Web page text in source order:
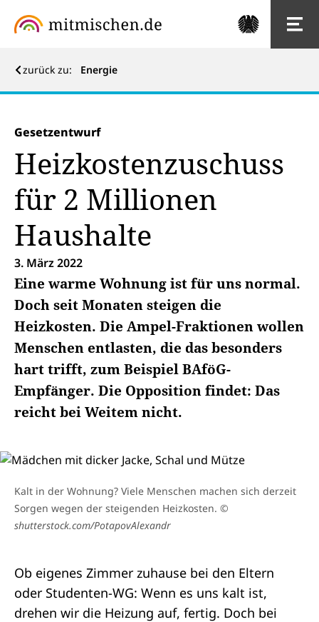
zurück zu: Energie
Gesetzentwurf
Heizkostenzuschuss
für 2 Millionen
Haushalte
3. März 2022
Eine warme Wohnung ist für uns normal.
Doch seit Monaten steigen die
Heizkosten. Die Ampel-Fraktionen wollen
Menschen entlasten, die das besonders
hart trifft, zum Beispiel BAföG-
Empfänger. Die Opposition findet: Das
reicht bei Weitem nicht.
Kalt in der Wohnung? Viele Menschen machen sich derzeit
Sorgen wegen der steigenden Heizkosten. ©
shutterstock.com/PotapovAlexandr
Ob eigenes Zimmer zuhause bei den Eltern
oder Studenten-WG: Wenn es uns kalt ist,
drehen wir die Heizung auf, fertig. Doch bei